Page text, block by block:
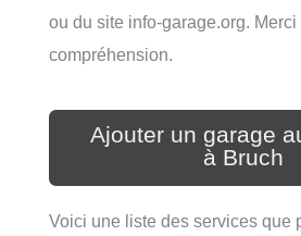
ou du site info-garage.org. Merci
compréhension.
Ajouter un garage
à Bruch
Voici une liste des services que